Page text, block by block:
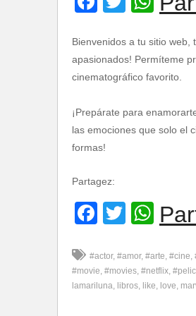
Bienvenidos a tu sitio
apasionados! Permíteme
cinematográfico favorito.
¡Prepárate para
las emociones que solo el
formas!
Partagez:
Twitter
#actor #amor #arte #cine
#movie #movies #netflix
lamariluna libros like love